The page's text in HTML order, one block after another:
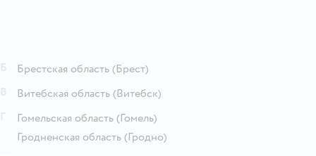
Брестская область (Брест)
Витебская область (Витебск)
Гомельская область (Гомель)
Гродненская область (Гродно)